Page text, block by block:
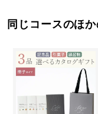
同じコースのほ